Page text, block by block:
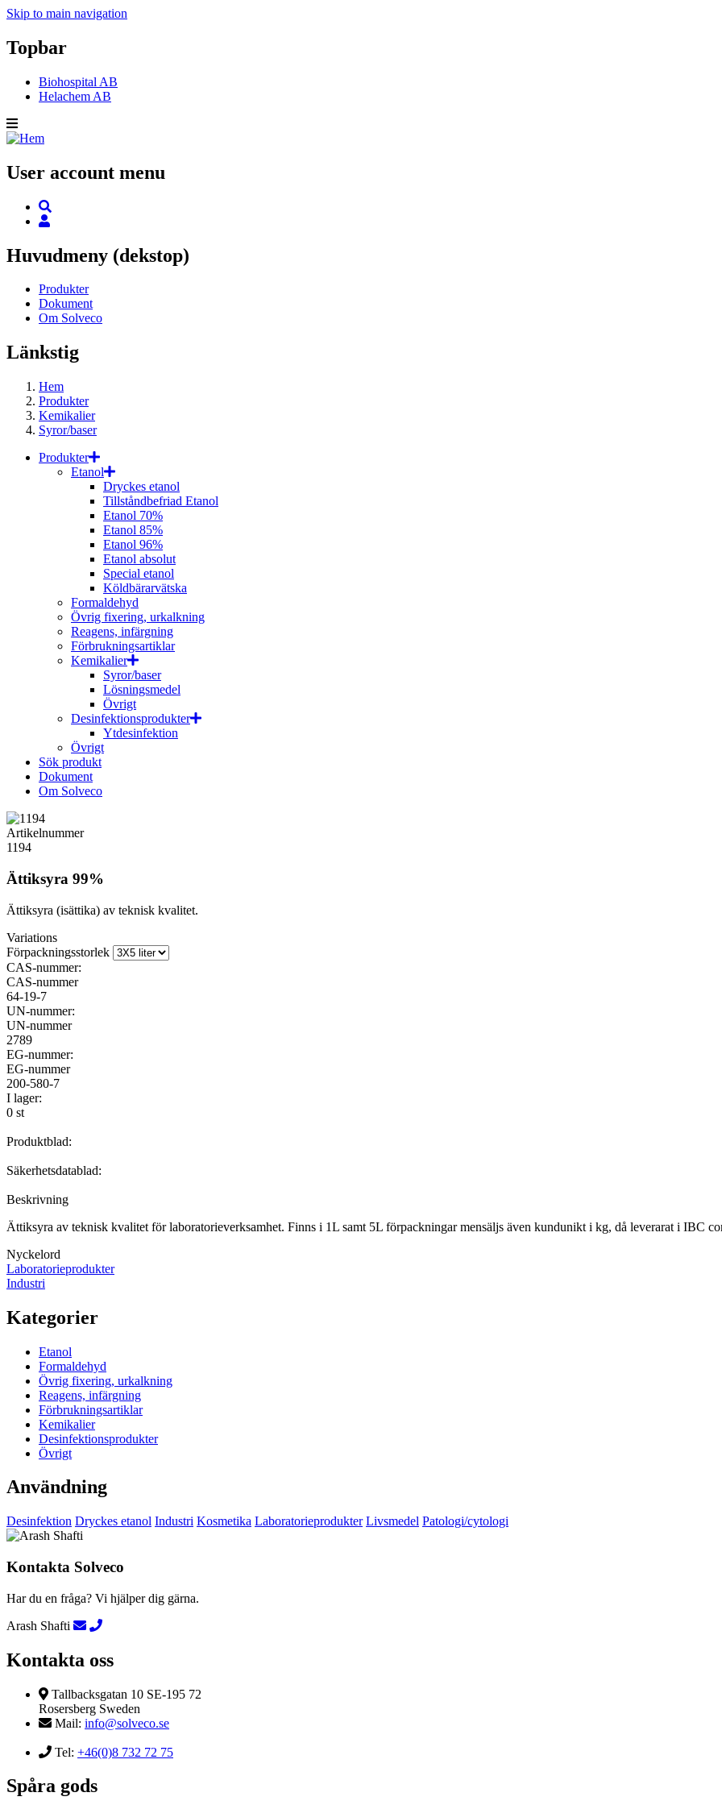
Skip to main navigation
Topbar
Biohospital AB
Helachem AB
User account menu
Huvudmeny (dekstop)
Produkter
Dokument
Om Solveco
Länkstig
Hem
Produkter
Kemikalier
Syror/baser
Produkter
Etanol
Dryckes etanol
Tillståndbefriad Etanol
Etanol 70%
Etanol 85%
Etanol 96%
Etanol absolut
Special etanol
Köldbärarvätska
Formaldehyd
Övrig fixering, urkalkning
Reagens, infärgning
Förbrukningsartiklar
Kemikalier
Syror/baser
Lösningsmedel
Övrigt
Desinfektionsprodukter
Ytdesinfektion
Övrigt
Sök produkt
Dokument
Om Solveco
Artikelnummer
1194
Ättiksyra 99%
Ättiksyra (isättika) av teknisk kvalitet.
Variations
Förpackningsstorlek
CAS-nummer:
CAS-nummer
64-19-7
UN-nummer:
UN-nummer
2789
EG-nummer:
EG-nummer
200-580-7
I lager:
0 st
Produktblad:
Säkerhetsdatablad:
Beskrivning
Ättiksyra av teknisk kvalitet för laboratorieverksamhet. Finns i 1L samt 5L förpackningar mensäljs även kundunikt i kg, då leverarat i IBC
Nyckelord
Laboratorieprodukter
Industri
Kategorier
Etanol
Formaldehyd
Övrig fixering, urkalkning
Reagens, infärgning
Förbrukningsartiklar
Kemikalier
Desinfektionsprodukter
Övrigt
Användning
Desinfektion Dryckes etanol Industri Kosmetika Laboratorieprodukter Livsmedel Patologi/cytologi
Kontakta Solveco
Har du en fråga? Vi hjälper dig gärna.
Arash Shafti
Kontakta oss
Tallbacksgatan 10 SE-195 72
Rosersberg Sweden
Mail: info@solveco.se
Tel: +46(0)8 732 72 75
Spåra gods